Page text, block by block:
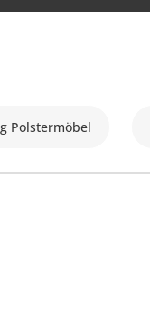
Polstermöbel